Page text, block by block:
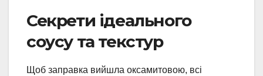
Секрети ідеального
соусу та текстур
Щоб заправка вийшла оксамитовою, всі